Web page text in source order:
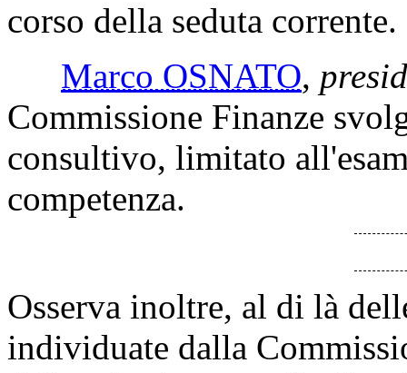
corso della seduta corrente.
Marco OSNATO,
Commissione Finanze
consultivo, limitato
competenza.
Osserva inoltre, al di là
individuate dalla